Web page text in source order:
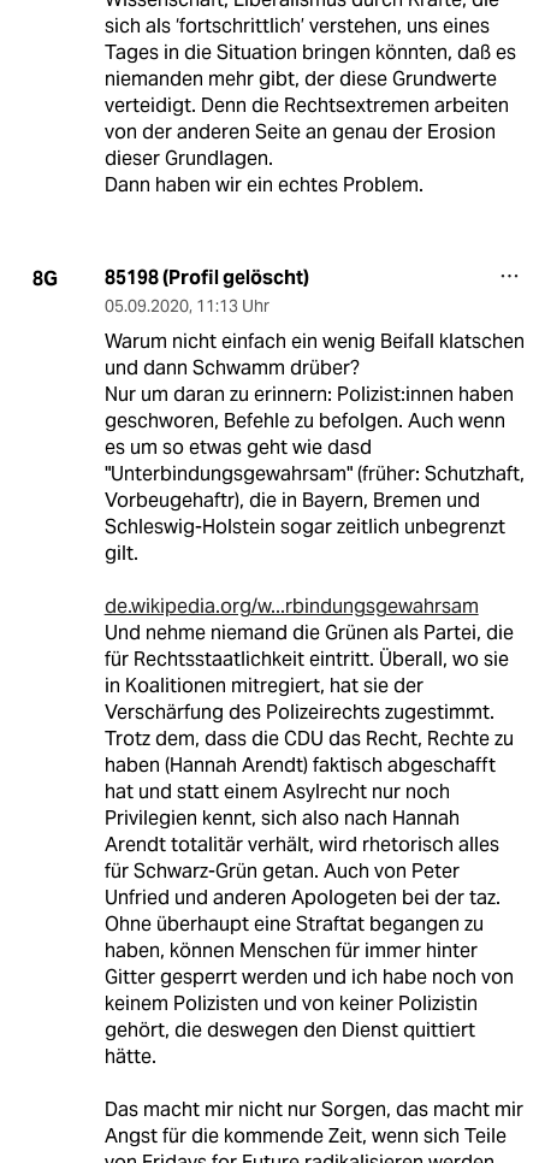
sich als ‘fortschrittlich’ verstehen, uns eines
Tages in die Situation bringen könnten, daß es
niemanden mehr gibt, der diese Grundwerte
verteidigt. Denn die Rechtsextremen arbeiten
von der anderen Seite an genau der Erosion
dieser Grundlagen.
Dann haben wir ein echtes Problem.
8G 85198 (Profil gelöscht)
05.09.2020, 11:13 Uhr
Warum nicht einfach ein wenig Beifall klatschen
und dann Schwamm drüber?
Nur um daran zu erinnern: Polizist:innen haben
geschworen, Befehle zu befolgen. Auch wenn
es um so etwas geht wie dasd
"Unterbindungsgewahrsam" (früher: Schutzhaft,
Vorbeugehaftr), die in Bayern, Bremen und
Schleswig-Holstein sogar zeitlich unbegrenzt
gilt.
de.wikipedia.org/w...rbindungsgewahrsam
Und nehme niemand die Grünen als Partei, die
für Rechtsstaatlichkeit eintritt. Überall, wo sie
in Koalitionen mitregiert, hat sie der
Verschärfung des Polizeirechts zugestimmt.
Trotz dem, dass die CDU das Recht, Rechte zu
haben (Hannah Arendt) faktisch abgeschafft
hat und statt einem Asylrecht nur noch
Privilegien kennt, sich also nach Hannah
Arendt totalitär verhält, wird rhetorisch alles
für Schwarz-Grün getan. Auch von Peter
Unfried und anderen Apologeten bei der taz.
Ohne überhaupt eine Straftat begangen zu
haben, können Menschen für immer hinter
Gitter gesperrt werden und ich habe noch von
keinem Polizisten und von keiner Polizistin
gehört, die deswegen den Dienst quittiert
hätte.
Das macht mir nicht nur Sorgen, das macht mir
Angst für die kommende Zeit, wenn sich Teile